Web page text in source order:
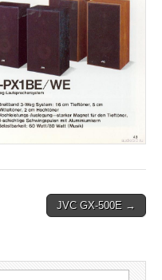
JVC GX-500E →